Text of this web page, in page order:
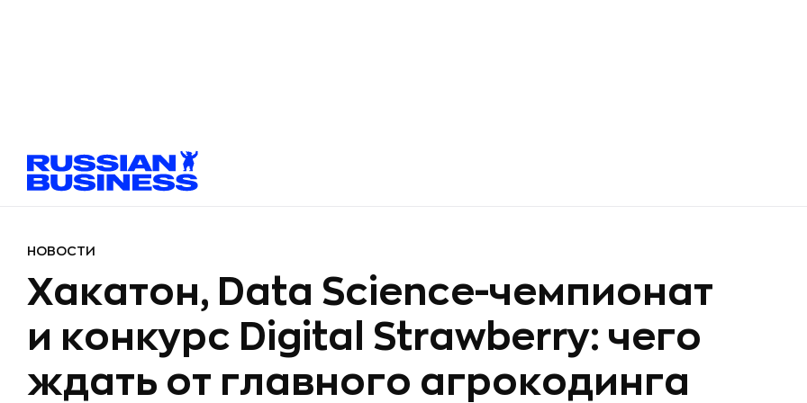
НОВОСТИ
Хакатон, Data Science-чемпионат
и конкурс Digital Strawberry: чего
ждать от главного агрокодинга